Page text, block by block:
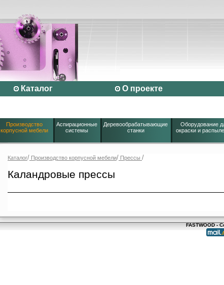
Каталог О проекте
Производство
корпусной мебели
Аспирационные
системы
Деревообрабатывающие
станки
Оборудование
окраски и
Каталог/ Производство корпусной мебели/ Прессы /
Каландровые прессы
FASTWOOD -